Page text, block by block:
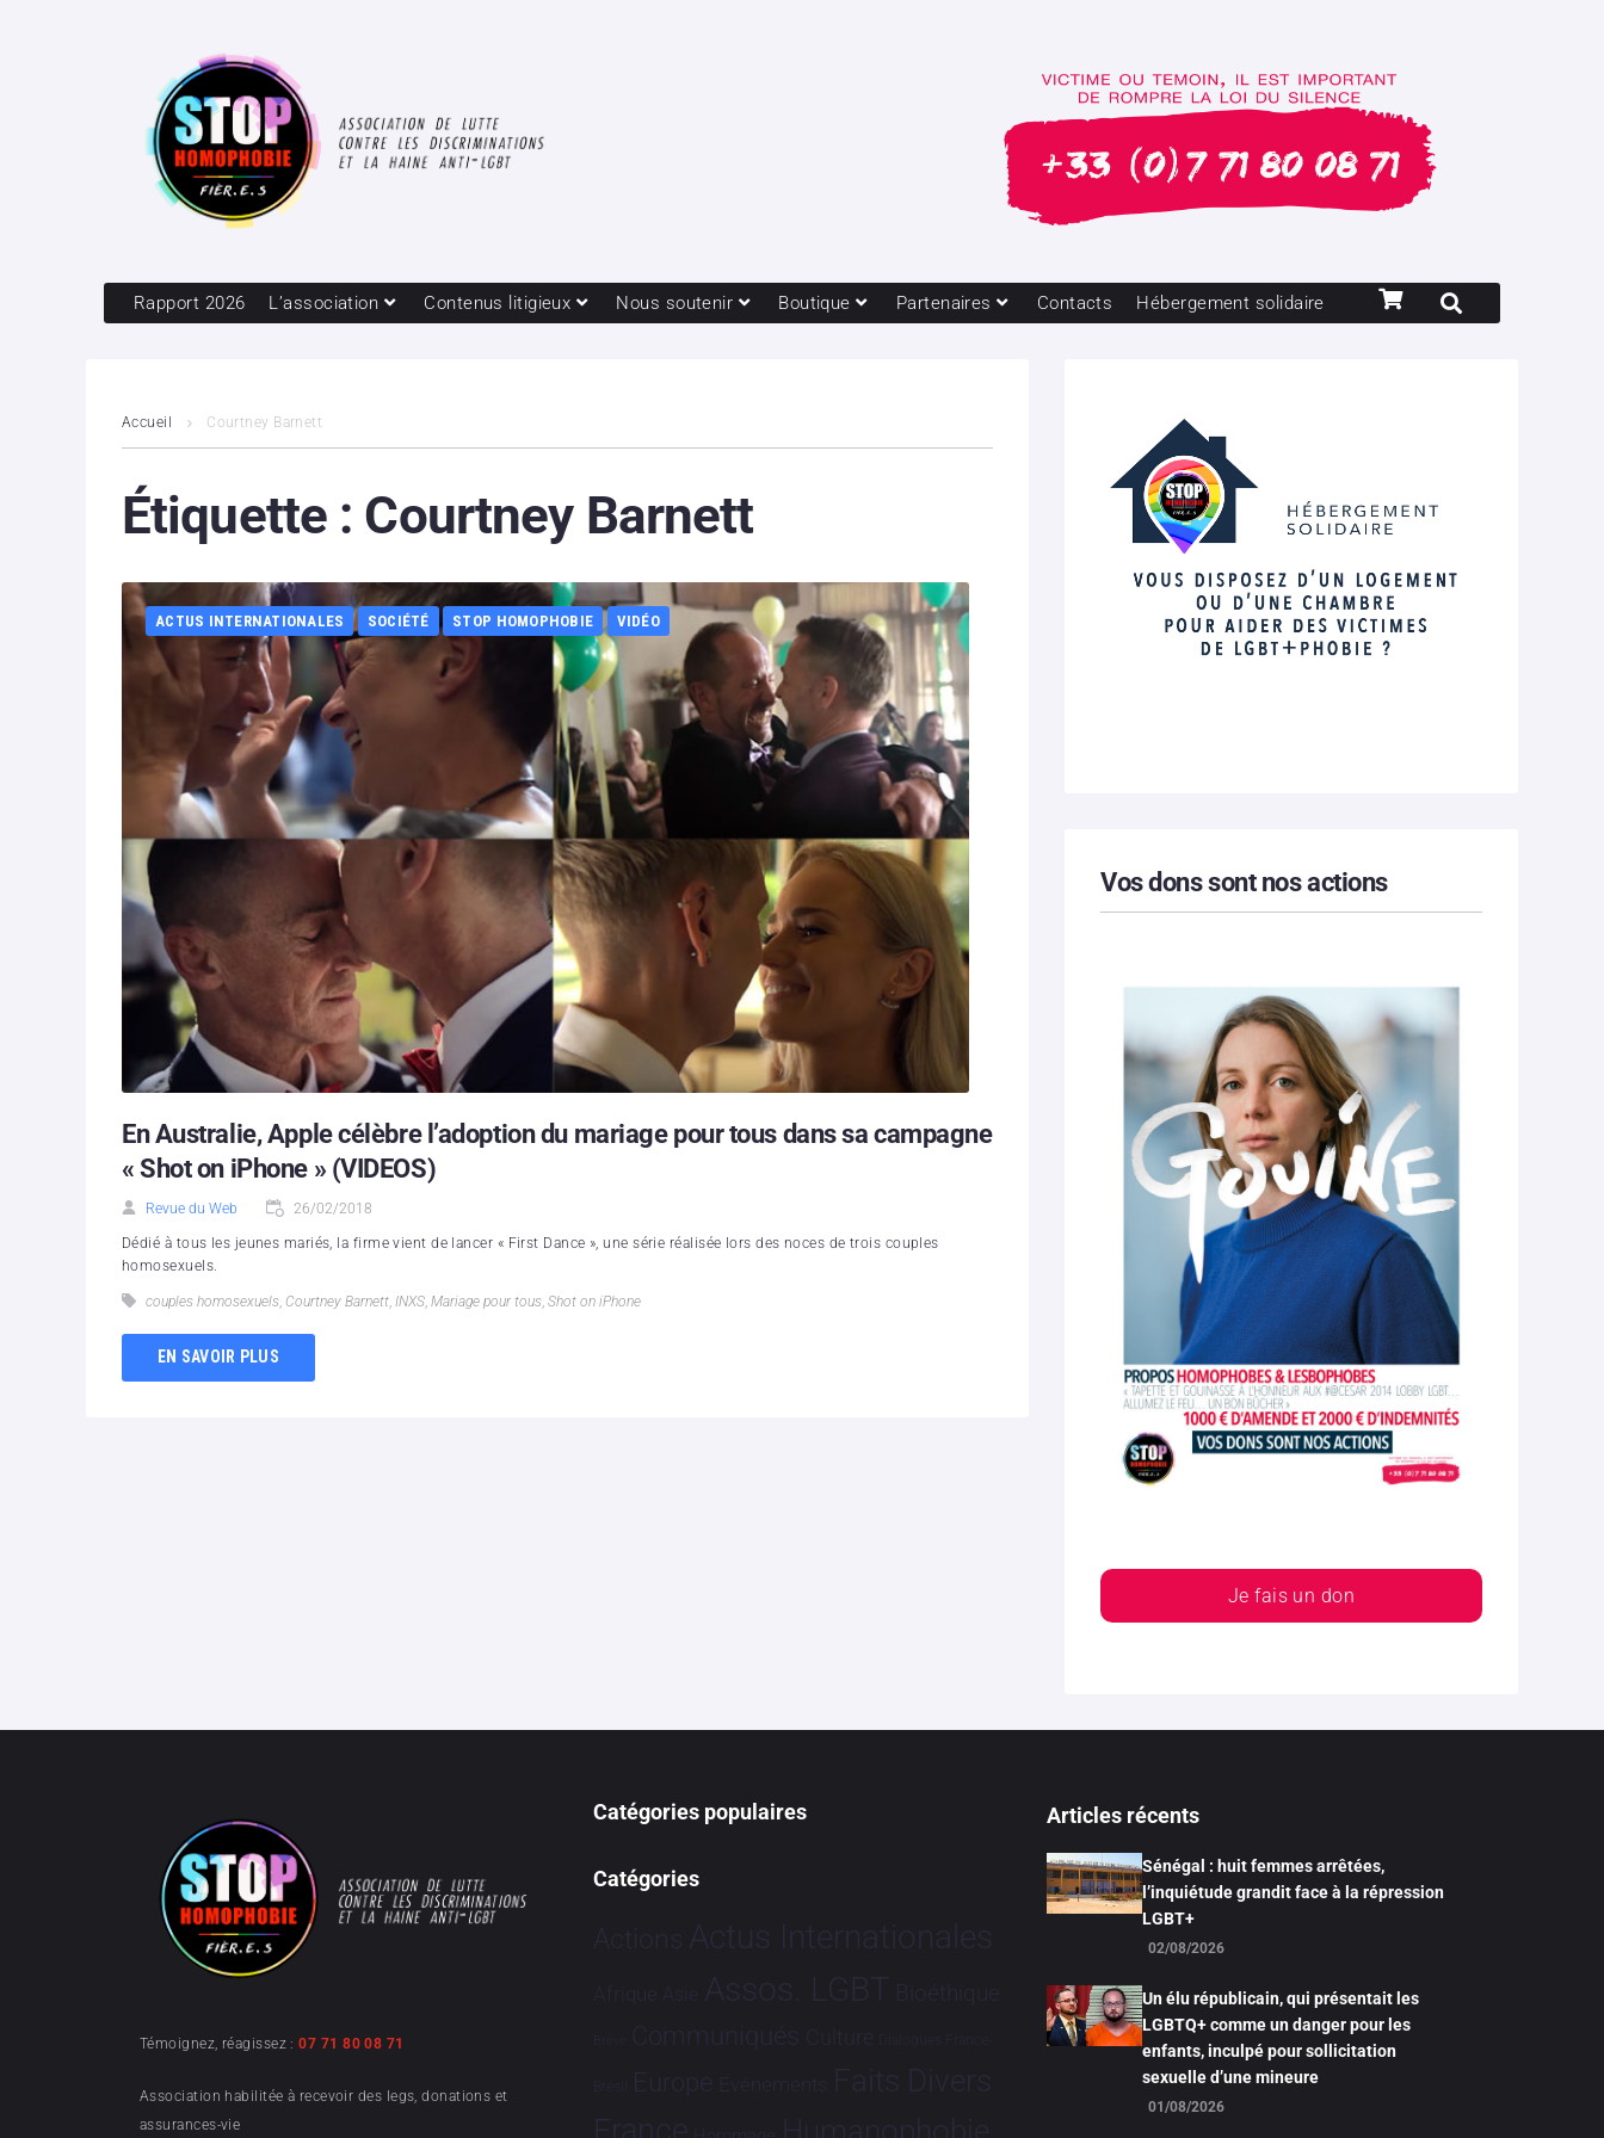
Rapport 2026 L’association Contenus litigieux Nous soutenir Boutique Partenaires Contacts Hébergement solidaire
Accueil Courtney Barnett
Étiquette : Courtney Barnett
ACTUS INTERNATIONALES SOCIÉTÉ STOP HOMOPHOBIE VIDÉO
En Australie, Apple célèbre l’adoption du mariage pour tous dans sa campagne
« Shot on iPhone » (VIDEOS)
Revue du Web 26/02/2018
Dédié à tous les jeunes mariés, la firme vient de lancer « First Dance », une série réalisée lors des noces de trois couples
homosexuels.
couples homosexuels, Courtney Barnett, INXS, Mariage pour tous, Shot on iPhone
EN SAVOIR PLUS
Vos dons sont nos actions
Je fais un don
Témoignez, réagissez :07 71 80 08 71
Association habilitée à recevoir des legs, donations et
assurances-vie
Catégories populaires
Catégories
Actions Actus Internationales
Afrique Asie Assos. LGBT Bioéthique
Brève Communiqués Culture Dialogues France-
Brésil Europe Evénements Faits Divers
Humanophobie
Articles récents
Sénégal : huit femmes arrêtées,
l’inquiétude grandit face à la répression
LGBT+
02/08/2026
Un élu républicain, qui présentait les
LGBTQ+ comme un danger pour les
enfants, inculpé pour sollicitation
sexuelle d’une mineure
01/08/2026